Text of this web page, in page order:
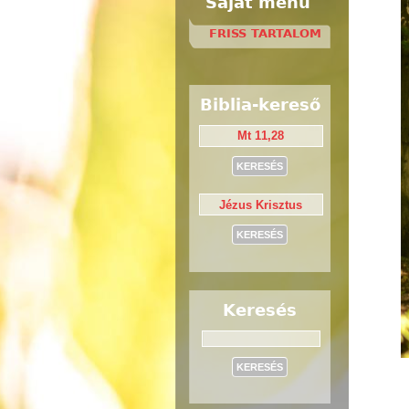
FRISS TARTALOM
Biblia-kereső
Keresés